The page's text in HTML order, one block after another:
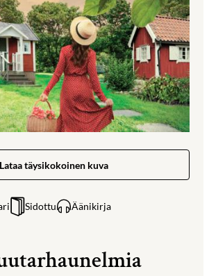
Lataa täysikokoinen kuva
Sidottu Äänikirja